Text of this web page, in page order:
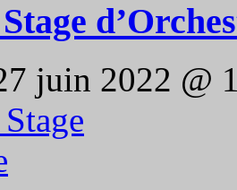
juin 2022 @